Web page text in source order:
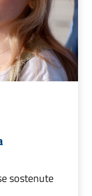
sostenute